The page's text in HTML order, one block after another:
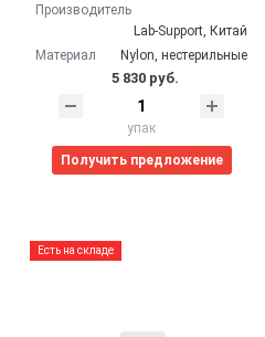
Производитель
Lab-Support, Китай
Материал
Nylon, нестерильные
5 830 руб.
упак
Получить предложение
Есть на складе